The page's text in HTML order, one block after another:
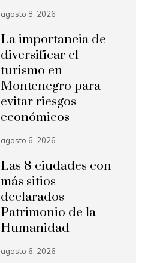
agosto 8, 2026
La importancia de
diversificar el
turismo en
Montenegro para
evitar riesgos
económicos
agosto 6, 2026
Las 8 ciudades con
más sitios
declarados
Patrimonio de la
Humanidad
agosto 6, 2026